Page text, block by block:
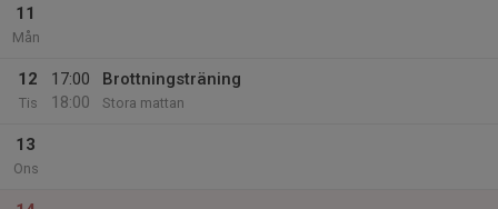
11
Mån
12
Tis
17:00
18:00
Brottningsträning
Stora mattan
13
Ons